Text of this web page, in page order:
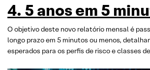
4. 5 anos em 5
O objetivo deste novo relatório mensal é
longo prazo em 5 minutos ou menos,
esperados para os perfis de risco e classes